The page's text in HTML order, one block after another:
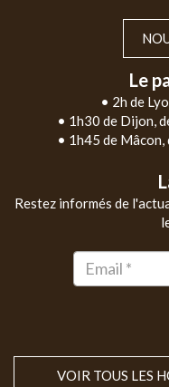
Le
• 2h de
• 1h30 de Dijon,
• 1h45 de Mâcon,
Restez informés de
VOIR TOUS LES